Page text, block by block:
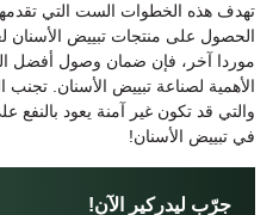
تهدف هذه الخطوات الست التي
موردا آخر، فإن ضمان وصول أفضل
الأهمية لصناعة تبييض الأسنان.
والتي قد تكون غير آمنة يعود
في تبييض الأسنان!
جرّب ليدركير الآن!